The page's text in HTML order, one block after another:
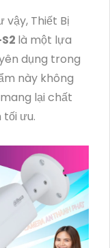
Thiết Bị
là một lựa
dụng trong
này không
lại chất
ưu.